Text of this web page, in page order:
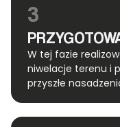
3
W tej fazie
niwelacje terenu i
przyszłe